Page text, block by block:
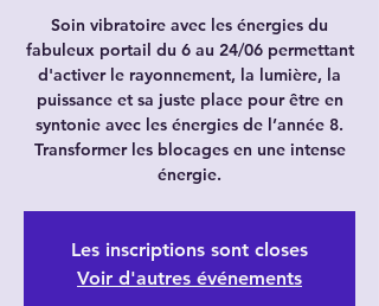
Soin vibratoire avec les énergies du
fabuleux portail du 6 au 24/06 permettant
d'activer le rayonnement, la lumière, la
puissance et sa juste place pour être en
syntonie avec les énergies de l’année 8.
Transformer les blocages en une intense
énergie.
Les inscriptions sont closes
Voir d'autres événements